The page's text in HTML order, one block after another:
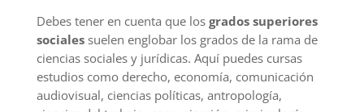
Debes tener en cuenta que los grados superiores
socialessuelen englobar los grados de la rama de
ciencias sociales y jurídicas. Aquí puedes cursas
estudios como derecho, economía, comunicación
audiovisual, ciencias políticas, antropología,